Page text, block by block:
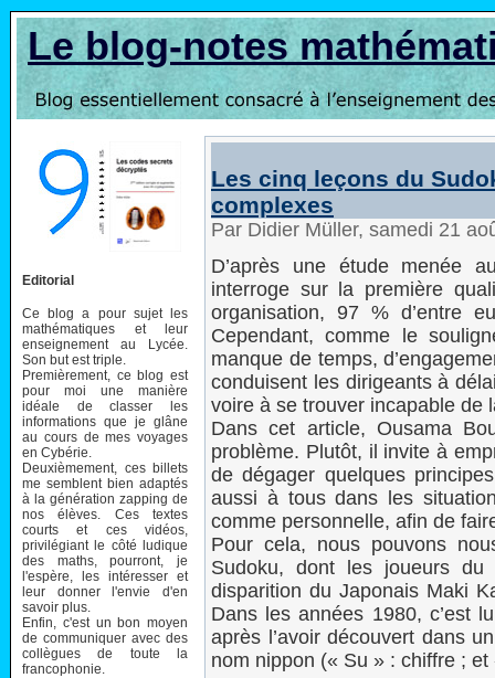
Le blog-notes
Editorial
Ce blog a pour sujet les
mathématiques et leur
enseignement au Lycée.
Son but est triple.
Premièrement, ce blog est
pour moi une manière
idéale de classer les
informations que je glâne
au cours de mes voyages
en Cybérie.
Deuxièmement, ces billets
me semblent bien adaptés
à la génération zapping de
nos élèves. Ces textes
courts et ces vidéos,
privilégiant le côté ludique
des maths, pourront, je
l'espère, les intéresser et
leur donner l'envie d'en
savoir plus.
Enfin, c'est un bon moyen
de communiquer avec des
collègues de toute la
francophonie.
Les cinq leçons du
complexes
Par Didier Müller, samedi 21
D’après une étude menée
interroge sur la première
organisation, 97 % d’entre
Cependant, comme le
manque de temps,
conduisent les dirigeants à
voire à se trouver incapable de
Dans cet article, Ousama
problème. Plutôt, il invite à
de dégager quelques
aussi à tous dans les
comme personnelle, afin de
Pour cela, nous pouvons
Sudoku, dont les joueurs
disparition du Japonais Maki
Dans les années 1980, c’est
après l’avoir découvert dans
nom nippon (« Su » : chiffre ;